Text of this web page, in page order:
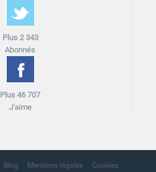
Plus 2 343
Abonnés
Plus 46 707
J'aime
Blog Mentions légales
Cookies